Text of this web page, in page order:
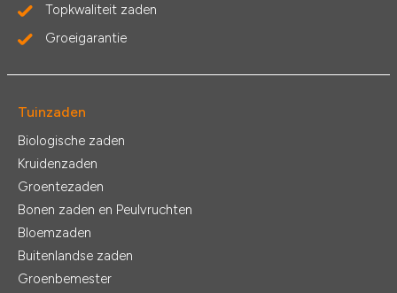
Topkwaliteit zaden
Groeigarantie
Tuinzaden
Biologische zaden
Kruidenzaden
Groentezaden
Bonen zaden en Peulvruchten
Bloemzaden
Buitenlandse zaden
Groenbemester